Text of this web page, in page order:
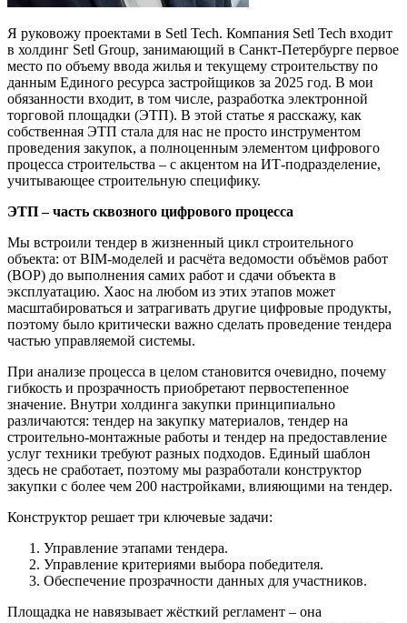
Я руковожу проектами в Setl Tech. Компания Setl Tech входит
в холдинг Setl Group, занимающий в Санкт-Петербурге первое
место по объему ввода жилья и текущему строительству по
данным Единого ресурса застройщиков за 2025 год. В мои
обязанности входит, в том числе, разработка электронной
торговой площадки (ЭТП). В этой статье я расскажу, как
собственная ЭТП стала для нас не просто инструментом
проведения закупок, а полноценным элементом цифрового
процесса строительства – с акцентом на ИТ‑подразделение,
учитывающее строительную специфику.
ЭТП – часть сквозного цифрового процесса
Мы встроили тендер в жизненный цикл строительного
объекта: от BIM‑моделей и расчёта ведомости объёмов работ
(ВОР) до выполнения самих работ и сдачи объекта в
эксплуатацию. Хаос на любом из этих этапов может
масштабироваться и затрагивать другие цифровые продукты,
поэтому было критически важно сделать проведение тендера
частью управляемой системы.
При анализе процесса в целом становится очевидно, почему
гибкость и прозрачность приобретают первостепенное
значение. Внутри холдинга закупки принципиально
различаются: тендер на закупку материалов, тендер на
строительно‑монтажные работы и тендер на предоставление
услуг техники требуют разных подходов. Единый шаблон
здесь не сработает, поэтому мы разработали конструктор
закупки с более чем 200 настройками, влияющими на тендер.
Конструктор решает три ключевые задачи:
Управление этапами тендера.
Управление критериями выбора победителя.
Обеспечение прозрачности данных для участников.
Площадка не навязывает жёсткий регламент – она